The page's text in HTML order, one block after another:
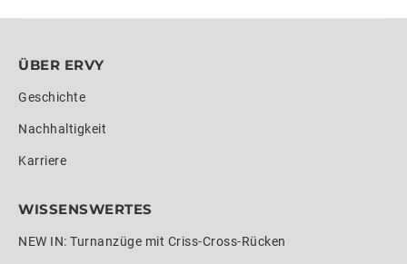
ÜBER ERVY
Geschichte
Nachhaltigkeit
Karriere
WISSENSWERTES
NEW IN: Turnanzüge mit Criss-Cross-Rücken